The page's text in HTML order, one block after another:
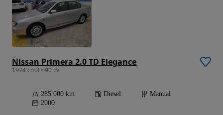
Nissan Primera 2.0 TD Elegance
1974 cm3 • 90 cv
285 000 km Diesel
Manual
2000